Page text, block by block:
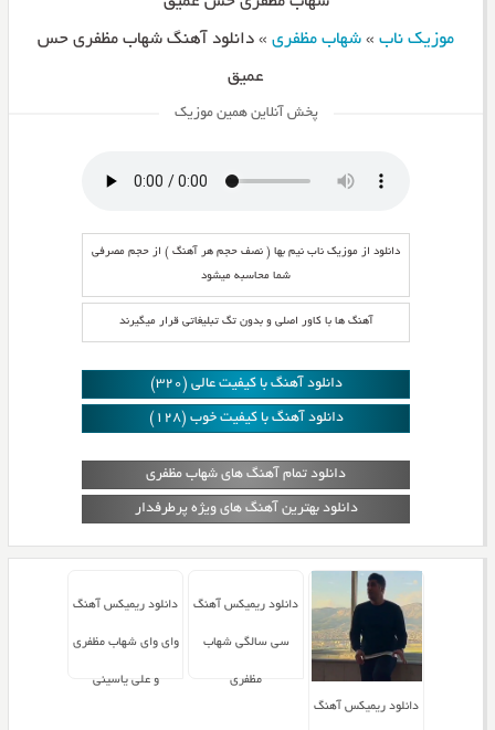
موزیک ناب» شهاب مظفری» دانلود آهنگ شهاب مظفری حس
عمیق
پخش آنلاین همین موزیک
دانلود از موزیک ناب نیم بها ( نصف حجم هر آهنگ ) از حجم مصرفی
شما محاسبه میشود
آهنگ ها با کاور اصلی و بدون تگ تبلیغاتی قرار میگیرند
دانلود آهنگ با کیفیت عالی (320)
دانلود آهنگ با کیفیت خوب (128)
دانلود تمام آهنگ های شهاب مظفری
دانلود بهترین آهنگ های ویژه پرطرفدار
دانلود ریمیکس آهنگ
دانلود ریمیکس آهنگ
سی سالگی شهاب
مظفری
دانلود ریمیکس آهنگ
وای وای شهاب مظفری
و علی یاسینی